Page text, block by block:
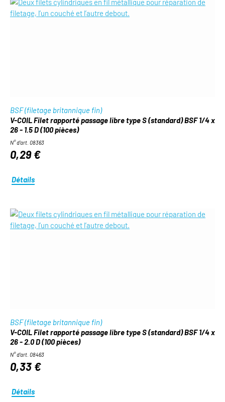
BSF (filetage britannique fin)
V-COIL Filet rapporté passage libre type S (standard) BSF 1/4 x
26 - 1.5 D (100 pièces)
N° d'art. 08363
0,29 €
Détails
BSF (filetage britannique fin)
V-COIL Filet rapporté passage libre type S (standard) BSF 1/4 x
26 - 2.0 D (100 pièces)
N° d'art. 08463
0,33 €
Détails